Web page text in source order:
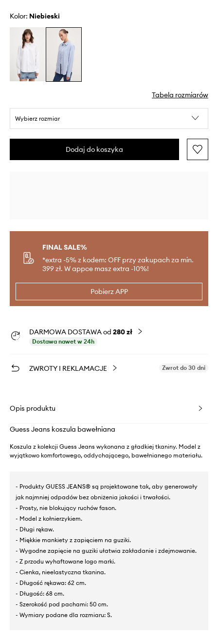
Kolor: niebieski
Tabela rozmiarów
Wybierz rozmiar
Dodaj do koszyka
FINAL SALE%
*extra -5% z kodem: OFF przy zakupach za min.
399 zł. W appce masz extra -10%!
Pobierz APP
DARMOWA DOSTAWA od 280 zł
Dostawa nawet w 24h
ZWROTY I REKLAMACJE Zwrot do 30 dni
Opis produktu
Guess Jeans koszula bawełniana
Koszula z kolekcji Guess Jeans wykonana z gładkiej tkaniny. Model z
wyjątkowo komfortowego, oddychającego, bawełnianego materiału.
- Produkty GUESS JEANS® są projektowane tak, aby generowały
jak najmniej odpadów bez obniżenia jakości i trwałości.
- Prosty, nie blokujący ruchów fason.
- Model z kołnierzykiem.
- Długi rękaw.
- Miękkie mankiety z zapięciem na guziki.
- Wygodne zapięcie na guziki ułatwia zakładanie i zdejmowanie.
- Z przodu wyhaftowane logo marki.
- Cienka, nieelastyczna tkanina.
- Długość rękawa: 62 cm.
- Długość: 68 cm.
- Szerokość pod pachami: 50 cm.
- Wymiary podane dla rozmiaru: S.